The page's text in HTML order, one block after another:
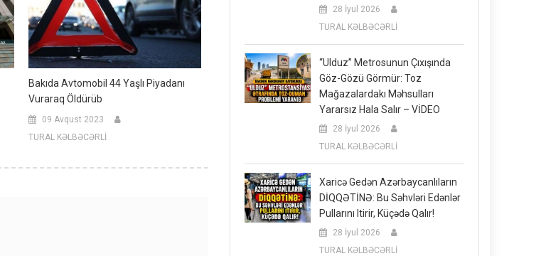
Bakıda Avtomobil 44 Yaşlı Piyadanı
Vuraraq Öldürüb
09 Avqust 2023
TURAL KƏLBƏCƏRLİ
28 İyul 2026
TURAL KƏLBƏCƏRLİ
“Ulduz” Metrosunun Çıxışında
Göz-Gözü Görmür: Toz
Mağazalardakı Məhsulları
Yararsız Hala Salır – VİDEO
28 İyul 2026
TURAL KƏLBƏCƏRLİ
Xaricə Gedən Azərbaycanlıların
DİQQƏTİNƏ: Bu Səhvləri Edənlər
Pullarını Itirir, Küçədə Qalır!
28 İyul 2026
TURAL KƏLBƏCƏRLİ